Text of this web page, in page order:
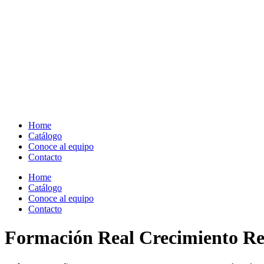
Home
Catálogo
Conoce al equipo
Contacto
Home
Catálogo
Conoce al equipo
Contacto
Formación Real Crecimiento